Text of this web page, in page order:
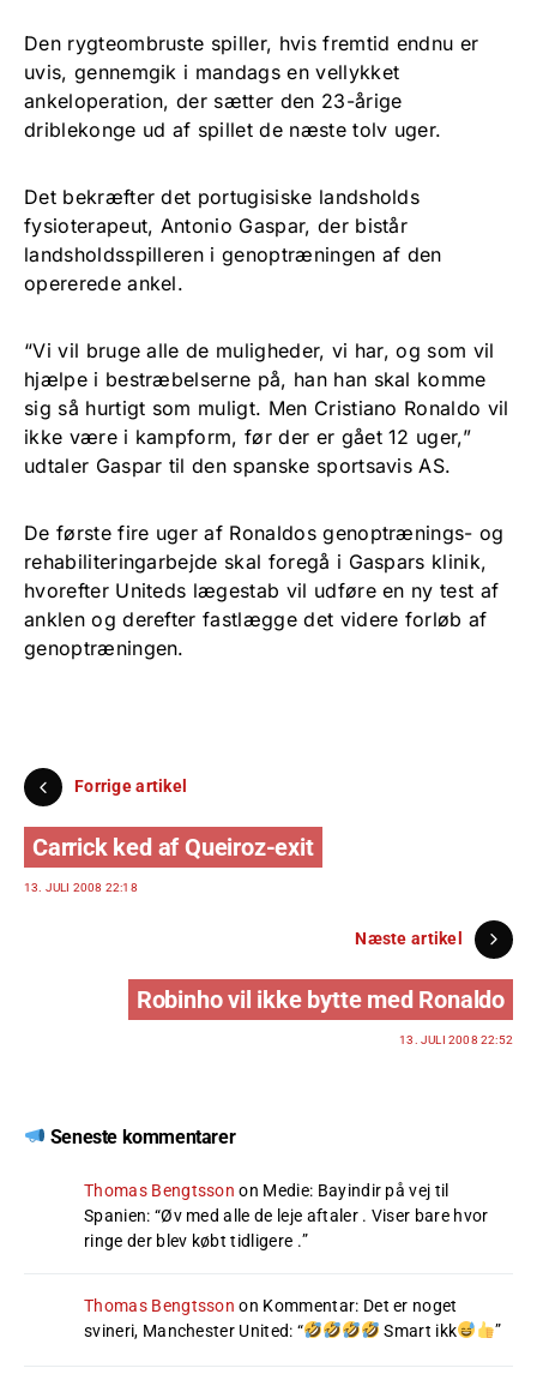
Den rygteombruste spiller, hvis fremtid endnu er
uvis, gennemgik i mandags en vellykket
ankeloperation, der sætter den 23-årige
driblekonge ud af spillet de næste tolv uger.
Det bekræfter det portugisiske landsholds
fysioterapeut, Antonio Gaspar, der bistår
landsholdsspilleren i genoptræningen af den
opererede ankel.
“Vi vil bruge alle de muligheder, vi har, og som vil
hjælpe i bestræbelserne på, han han skal komme
sig så hurtigt som muligt. Men Cristiano Ronaldo vil
ikke være i kampform, før der er gået 12 uger,”
udtaler Gaspar til den spanske sportsavis AS.
De første fire uger af Ronaldos genoptrænings- og
rehabiliteringarbejde skal foregå i Gaspars klinik,
hvorefter Uniteds lægestab vil udføre en ny test af
anklen og derefter fastlægge det videre forløb af
genoptræningen.
Forrige artikel
Carrick ked af Queiroz-exit
13. JULI 2008 22:18
Næste artikel
Robinho vil ikke bytte med Ronaldo
13. JULI 2008 22:52
Seneste kommentarer
Thomas Bengtsson on Medie: Bayindir på vej til
Spanien: “Øv med alle de leje aftaler . Viser bare hvor
ringe der blev købt tidligere .”
Thomas Bengtsson on Kommentar: Det er noget
svineri, Manchester United: “ Smart ikk ”